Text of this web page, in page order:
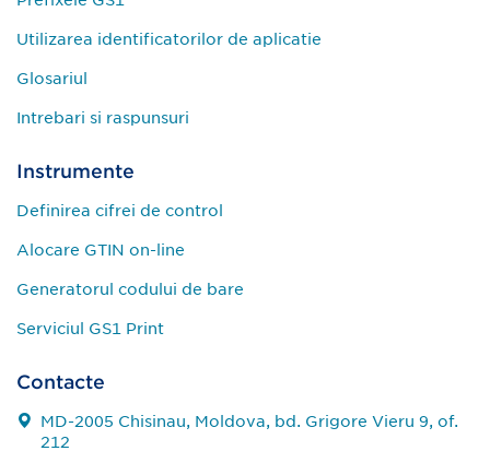
Utilizarea identificatorilor de aplicatie
Glosariul
Intrebari si raspunsuri
Instrumente
Definirea cifrei de control
Alocare GTIN on-line
Generatorul codului de bare
Serviciul GS1 Print
Contacte
MD-2005 Chisinau, Moldova, bd. Grigore Vieru 9, of.
212